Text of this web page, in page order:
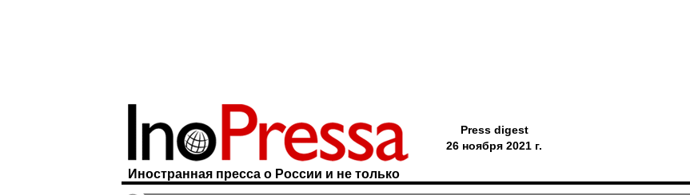
Иностранная пресса о России и не только
Press digest
26 ноября 2021 г.